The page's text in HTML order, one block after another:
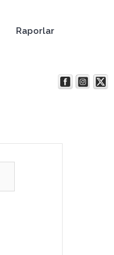
Raporlar